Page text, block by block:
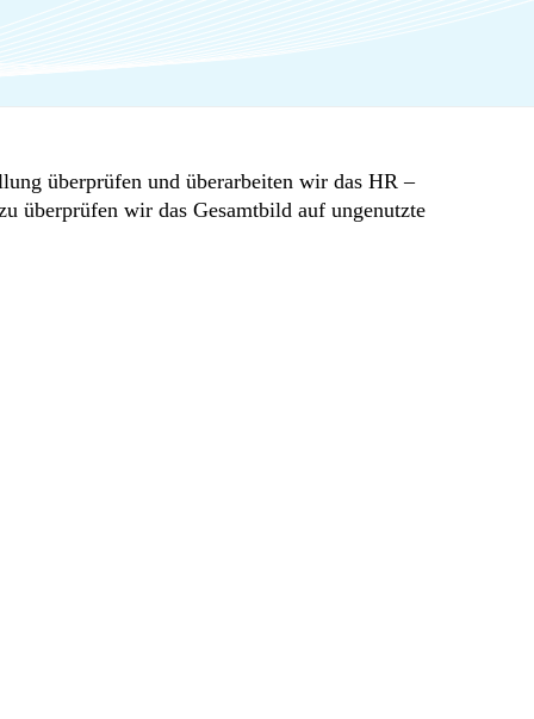
überprüfen und überarbeiten wir das HR –
überprüfen wir das Gesamtbild auf ungenutzte